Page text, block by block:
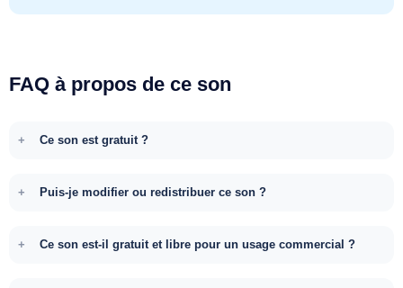
FAQ à propos de ce son
Ce son est gratuit ?
Puis-je modifier ou redistribuer ce son ?
Ce son est-il gratuit et libre pour un usage commercial ?